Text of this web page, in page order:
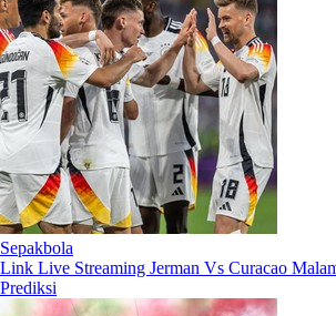
Sepakbola
Link Live Streaming Jerman Vs Curacao
Prediksi